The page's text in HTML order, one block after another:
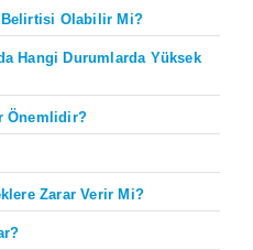
Belirtisi Olabilir Mi?
Hangi Durumlarda Yüksek
Önemlidir?
Zarar Verir Mi?